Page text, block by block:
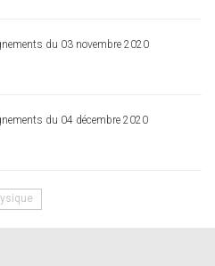
du 03 novembre 2020
du 04 décembre 2020